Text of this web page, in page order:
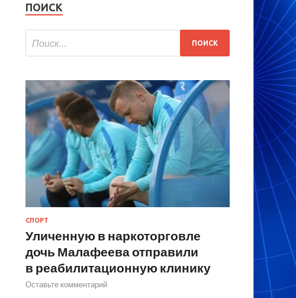
ПОИСК
СПОРТ
Уличенную в наркоторговле
дочь Малафеева отправили
в реабилитационную клинику
Оставьте комментарий